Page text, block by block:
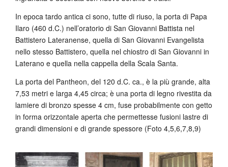
In epoca tardo antica ci sono, tutte di riuso, la porta di Papa
Ilaro (460 d.C.) nell’oratorio di San Giovanni Battista nel
Battistero Lateranense, quella di San Giovanni Evangelista
nello stesso Battistero, quella nel chiostro di San Giovanni in
Laterano e quella nella cappella della Scala Santa.
La porta del Pantheon, del 120 d.C. ca., è la più grande, alta
7,53 metri e larga 4,45 circa; è una porta di legno rivestita da
lamiere di bronzo spesse 4 cm, fuse probabilmente con getto
in forma orizzontale aperta che permettesse fusioni lastre di
grandi dimensioni e di grande spessore (Foto 4,5,6,7,8,9)